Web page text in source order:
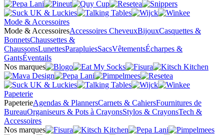
Mode & Accessoires
Mode & AccessoiresAccessoires CheveuxBijouxCasquettes &
BonnetsChaussettes &
ChaussonsLunettesParapluiesSacsVêtementsÉcharpes &
GantsÉventails
Nos marques
Papeterie
PapeterieAgendas & PlannersCarnets & CahiersFournitures de
BureauOrganiseurs & Pots à CrayonsStylos & CrayonsTech &
Accessoires
Nos marques